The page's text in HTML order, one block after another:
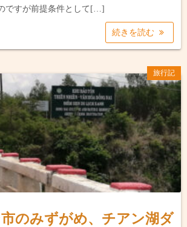
ですが前提条件として[…]
続きを読む
旅行記
のみずがめ、チアン湖ダ